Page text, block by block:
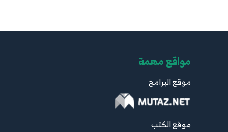
مواقع مهمة
موقع البرامج
موقع الكتب